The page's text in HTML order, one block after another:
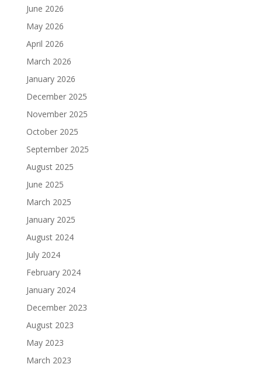
June 2026
May 2026
April 2026
March 2026
January 2026
December 2025
November 2025
October 2025
September 2025
August 2025
June 2025
March 2025
January 2025
August 2024
July 2024
February 2024
January 2024
December 2023
August 2023
May 2023
March 2023